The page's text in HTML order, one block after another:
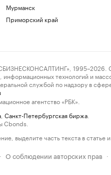
Мурманск
Приморский край
1995–2026.
технологий и
службой по надзору в
агентство «РБК».
Санкт-Петербургская биржа
Cbonds.
выделите часть текста в статье
· О соблюдении авторских прав ·